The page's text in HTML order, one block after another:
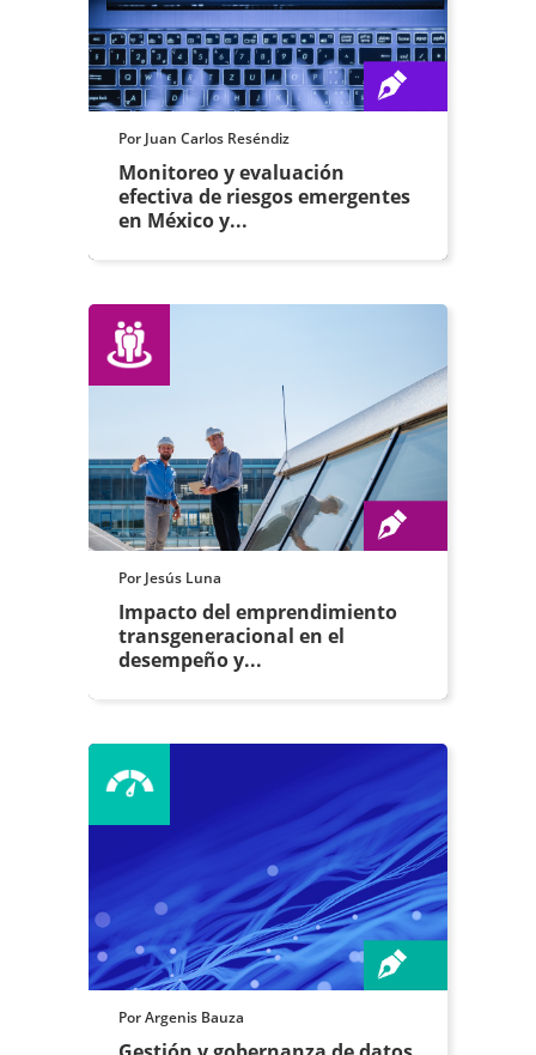
Por Juan Carlos Reséndiz
Monitoreo y evaluación
efectiva de riesgos emergentes
en México y...
Por Jesús Luna
Impacto del emprendimiento
transgeneracional en el
desempeño y...
Por Argenis Bauza